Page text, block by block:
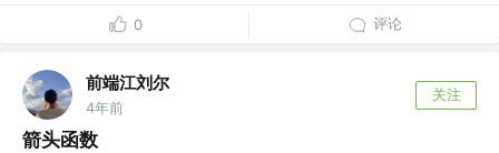
0 评论
前端江刘尔
4年前
关注
箭头函数